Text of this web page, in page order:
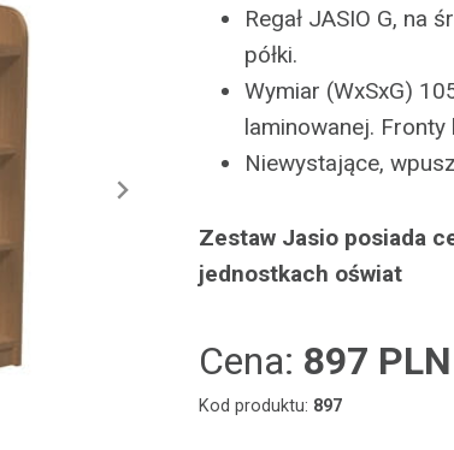
Regał JASIO G, na
półki.
Wymiar (WxSxG)
laminowanej. Fronty
Niewystające,
Zestaw Jasio posiada
jednostkach oświat
Cena: 897 PLN
Kod produktu: 897